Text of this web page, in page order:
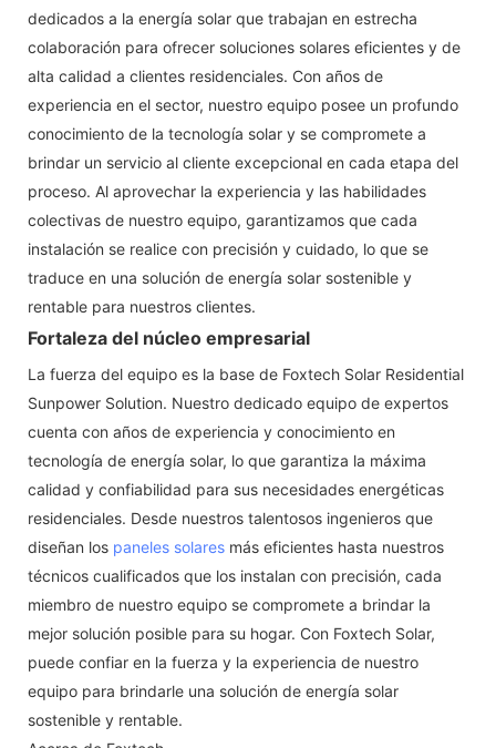
dedicados a la energía solar que trabajan en estrecha
colaboración para ofrecer soluciones solares eficientes y de
alta calidad a clientes residenciales. Con años de
experiencia en el sector, nuestro equipo posee un profundo
conocimiento de la tecnología solar y se compromete a
brindar un servicio al cliente excepcional en cada etapa del
proceso. Al aprovechar la experiencia y las habilidades
colectivas de nuestro equipo, garantizamos que cada
instalación se realice con precisión y cuidado, lo que se
traduce en una solución de energía solar sostenible y
rentable para nuestros clientes.
Fortaleza del núcleo empresarial
La fuerza del equipo es la base de Foxtech Solar Residential
Sunpower Solution. Nuestro dedicado equipo de expertos
cuenta con años de experiencia y conocimiento en
tecnología de energía solar, lo que garantiza la máxima
calidad y confiabilidad para sus necesidades energéticas
residenciales. Desde nuestros talentosos ingenieros que
diseñan los paneles solares más eficientes hasta nuestros
técnicos cualificados que los instalan con precisión, cada
miembro de nuestro equipo se compromete a brindar la
mejor solución posible para su hogar. Con Foxtech Solar,
puede confiar en la fuerza y ​​la experiencia de nuestro
equipo para brindarle una solución de energía solar
sostenible y rentable.